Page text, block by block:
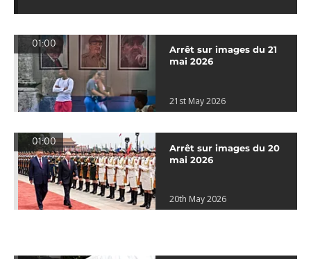
01:00
Arrêt sur images du 21
mai 2026
21st May 2026
01:00
Arrêt sur images du 20
mai 2026
20th May 2026